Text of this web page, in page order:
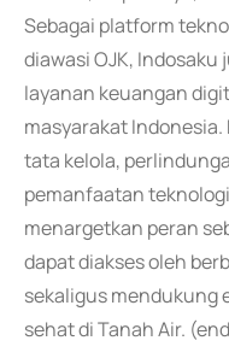
Sebagai platform
diawasi OJK,
layanan keuangan
masyarakat
tata kelola,
pemanfaatan
menargetkan peran
dapat diakses oleh
sekaligus mendukung
sehat di Tanah Air.